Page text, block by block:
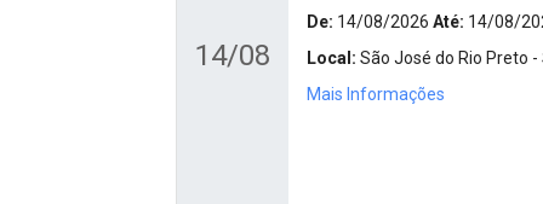
14/08
De: 14/08/2026 Até: 14/08/
Local: São José do Rio Preto -
Mais Informações